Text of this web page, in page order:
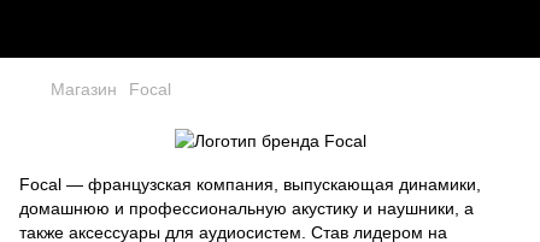
Магазин Focal
Focal — французская компания, выпускающая динамики,
домашнюю и профессиональную акустику и наушники, а
также аксессуары для аудиосистем. Став лидером на